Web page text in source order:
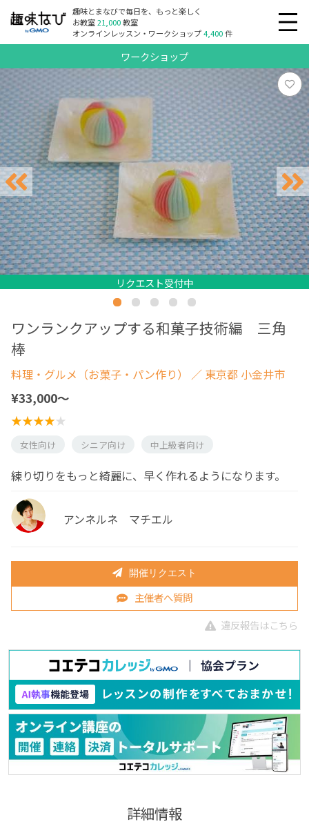
趣味とまなびで毎日を、もっと楽しく
お教室21,000教室
オンラインレッスン・ワークショップ4,400件
ワークショップ
リクエスト受付中
リクエスト受付中
リクエスト受付中
リクエスト受付中
リクエスト受付中
リクエスト受付中
ワンランクアップする和菓子技術編 三角
棒
料理・グルメ（お菓子・パン作り） ／ 東京都 小金井市
¥33,000〜
女性向け シニア向け 中上級者向け
練り切りをもっと綺麗に、早く作れるようになります。
アンネルネ マチエル
開催リクエスト
主催者へ質問
違反報告はこちら
詳細情報